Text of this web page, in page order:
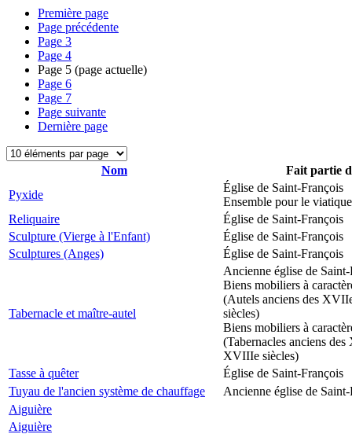
Première page
Page précédente
Page 3
Page 4
Page 5 (page actuelle)
Page 6
Page 7
Page suivante
Dernière page
Nom
Fait partie
Pyxide
Église de Saint-François
Ensemble pour le viatique
Reliquaire
Église de Saint-François
Sculpture (Vierge à l'Enfant)
Église de Saint-François
Sculptures (Anges)
Église de Saint-François
Tabernacle et maître-autel
Ancienne église de Saint-
Biens mobiliers à
(Autels anciens des
siècles)
Biens mobiliers à
(Tabernacles anciens
XVIIIe siècles)
Tasse à quêter
Église de Saint-François
Tuyau de l'ancien système de chauffage
Ancienne église de Saint-
Aiguière
Aiguière